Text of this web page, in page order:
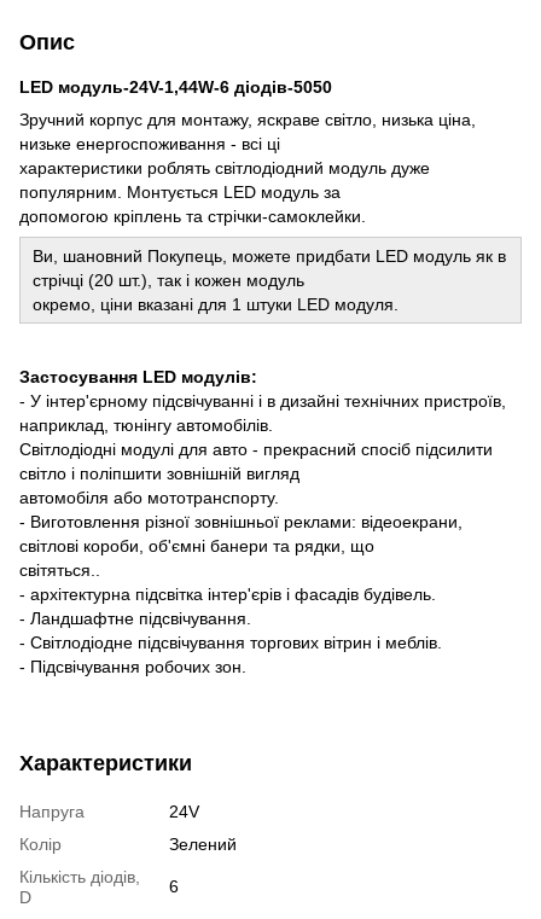
Опис
LED модуль-24V-1,44W-6 діодів-5050
Зручний корпус для монтажу, яскраве світло, низька ціна,
низьке енергоспоживання - всі ці
характеристики роблять світлодіодний модуль дуже
популярним. Монтується LED модуль за
допомогою кріплень та стрічки-самоклейки.
Ви, шановний Покупець, можете придбати LED модуль як в
стрічці (20 шт.), так і кожен модуль
окремо, ціни вказані для 1 штуки LED модуля.
Застосування LED модулів:
- У інтер'єрному підсвічуванні і в дизайні технічних пристроїв,
наприклад, тюнінгу автомобілів.
Світлодіодні модулі для авто - прекрасний спосіб підсилити
світло і поліпшити зовнішній вигляд
автомобіля або мототранспорту.
- Виготовлення різної зовнішньої реклами: відеоекрани,
світлові короби, об'ємні банери та рядки, що
світяться..
- архітектурна підсвітка інтер'єрів і фасадів будівель.
- Ландшафтне підсвічування.
- Світлодіодне підсвічування торгових вітрин і меблів.
- Підсвічування робочих зон.
Характеристики
Напруга
24V
Колір
Зелений
Кількість діодів,
D
6